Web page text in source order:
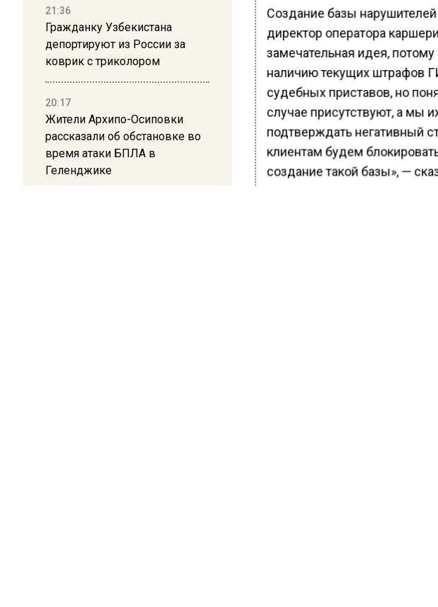
21:36
Гражданку Узбекистана
депортируют из России за
коврик с триколором
20:17
Жители Архипо-Осиповки
рассказали об обстановке во
время атаки БПЛА в
Геленджике
Создание базы
директор оператора
замечательная идея,
наличию текущих штрафов
судебных приставов, но
случае присутствуют, а мы
подтверждать негативный
клиентам будем
создание такой базы», —